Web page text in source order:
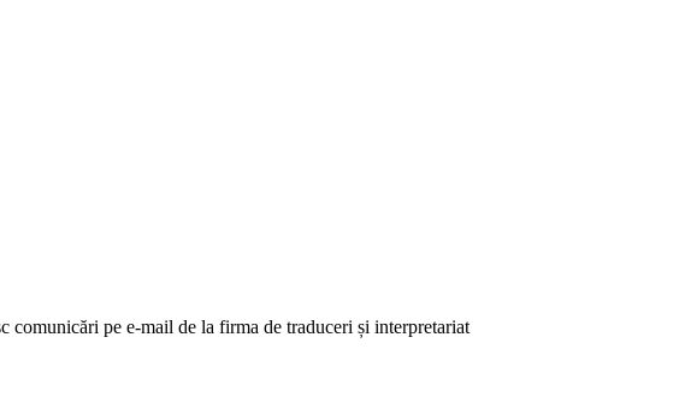
comunicări pe e-mail de la firma de traduceri și interpretariat